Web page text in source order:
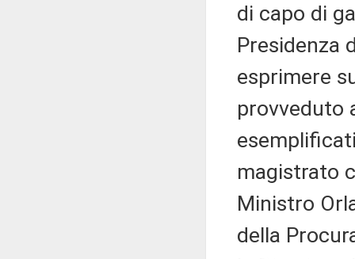
di capo di
Presidenza
esprimere
provveduto
magistrato
Ministro
della